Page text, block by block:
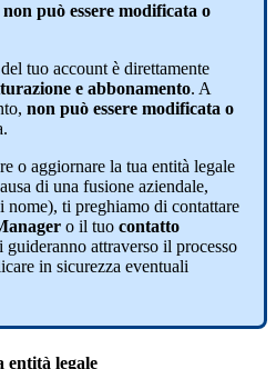
non può essere modificata o
del tuo account è direttamente
e abbonamento. A
, non può essere modificata o
.
o aggiornare la tua entità legale
di una fusione aziendale,
nome), ti preghiamo di contattare
o il tuo contatto
guideranno attraverso il processo
in sicurezza eventuali
entità legale